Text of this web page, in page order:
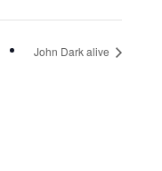
John Dark alive